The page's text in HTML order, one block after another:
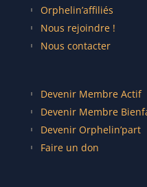
Orphelin’affiliés
Nous rejoindre !
Nous contacter
Devenir Membre Actif
Devenir Membre
Devenir Orphelin’part
Faire un don